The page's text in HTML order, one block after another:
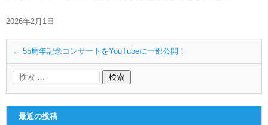
2026年2月1日
← 55周年記念コンサートをYouTubeに一部公開！
最近の投稿